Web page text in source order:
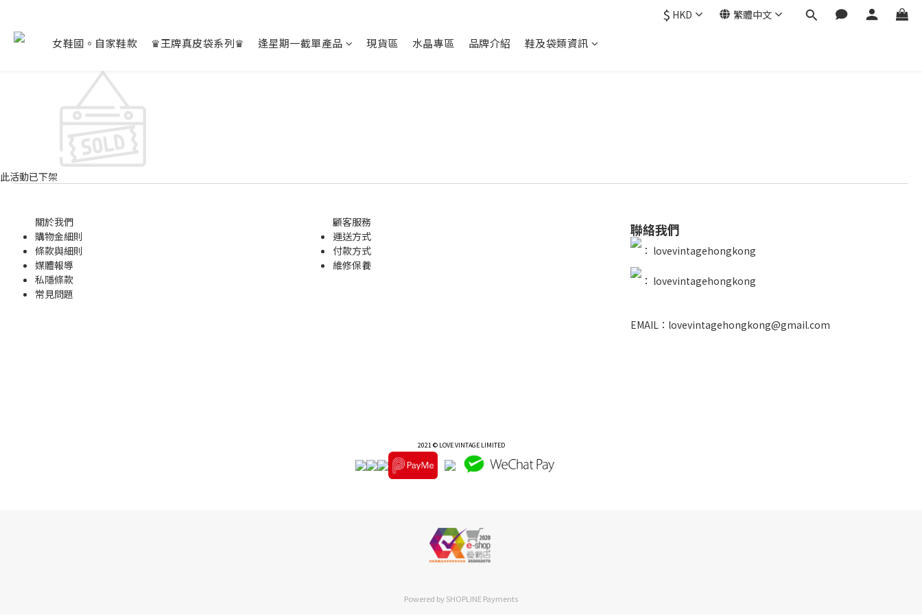
$ HKD 繁體中文
女鞋國。自家鞋款 ♛王牌真皮袋系列♛ 逢星期一截單產品 現貨區 水晶專區 品牌介紹 鞋及袋類資訊
此活動已下架
關於我們
購物金細則
條款與細則
媒體報導
私隱條款
常見問題
顧客服務
運送方式
付款方式
維修保養
聯絡我們
： lovevintagehongkong
： lovevintagehongkong
EMAIL：lovevintagehongkong@gmail.com
2021 © LOVE VINTAGE LIMITED
Powered bySHOPLINE Payments